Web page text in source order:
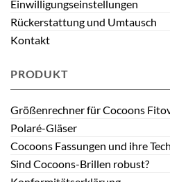
Einwilligungseinstellungen
Rückerstattung und Umtausch
Kontakt
PRODUKT
Größenrechner für Cocoons
Polaré-Gläser
Cocoons Fassungen und ihre
Sind Cocoons-Brillen robust?